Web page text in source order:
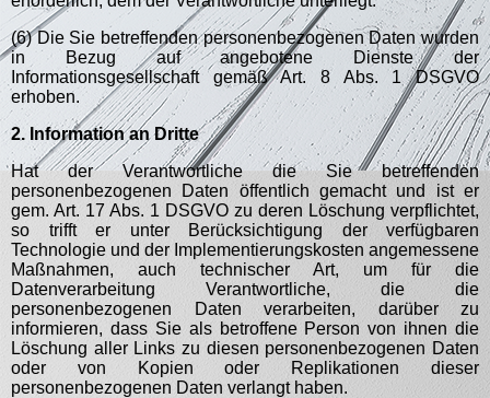
(6) Die Sie betreffenden personenbezogenen Daten wurden
in Bezug auf angebotene Dienste der
Informationsgesellschaft gemäß Art. 8 Abs. 1 DSGVO
erhoben.
2. Information an Dritte
Hat der Verantwortliche die Sie betreffenden
personenbezogenen Daten öffentlich gemacht und ist er
gem. Art. 17 Abs. 1 DSGVO zu deren Löschung verpflichtet,
so trifft er unter Berücksichtigung der verfügbaren
Technologie und der Implementierungskosten angemessene
Maßnahmen, auch technischer Art, um für die
Datenverarbeitung Verantwortliche, die die
personenbezogenen Daten verarbeiten, darüber zu
informieren, dass Sie als betroffene Person von ihnen die
Löschung aller Links zu diesen personenbezogenen Daten
oder von Kopien oder Replikationen dieser
personenbezogenen Daten verlangt haben.